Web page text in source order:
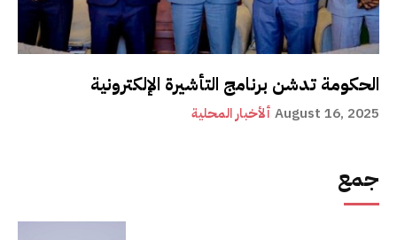
الحكومة تدشن برنامج التأشيرة الإلكترونية
ألأخبار المحلية August 16, 2025
جمع